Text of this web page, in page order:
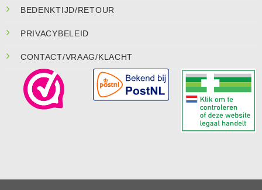
BEDENKTIJD/RETOUR
PRIVACYBELEID
CONTACT/VRAAG/KLACHT